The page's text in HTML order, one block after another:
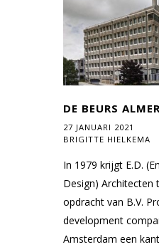
DE BEURS
27 JANUARI 2021
BRIGITTE HIELKEMA
In 1979 krijgt E.D.
Design) Architecten
opdracht van B.V.
development
Amsterdam een